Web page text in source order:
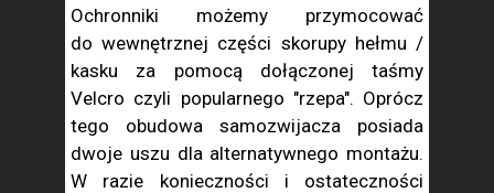
Ochronniki możemy przymocować
do wewnętrznej części skorupy hełmu /
kasku za pomocą dołączonej taśmy
Velcro czyli popularnego "rzepa". Oprócz
tego obudowa samozwijacza posiada
dwoje uszu dla alternatywnego montażu.
W razie konieczności i ostateczności